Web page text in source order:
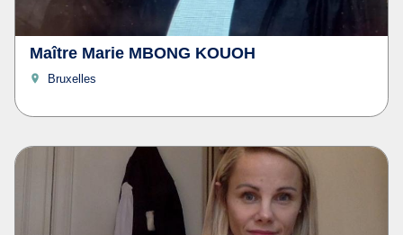
Maître Marie MBONG KOUOH
Bruxelles